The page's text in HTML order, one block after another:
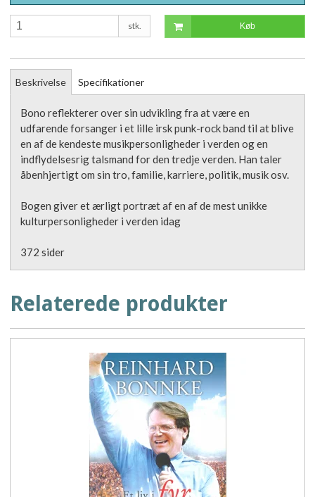
stk. Køb
Beskrivelse Specifikationer
Bono reflekterer over sin udvikling fra at være en
udfarende forsanger i et lille irsk punk-rock band til at blive
en af de kendeste musikpersonligheder i verden og en
indflydelsesrig talsmand for den tredje verden. Han taler
åbenhjertigt om sin tro, familie, karriere, politik, musik osv.
Bogen giver et ærligt portræt af en af de mest unikke
kulturpersonligheder i verden idag
372 sider
Relaterede produkter